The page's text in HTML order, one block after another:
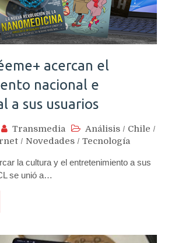
acercan el
nacional e
a sus usuarios
Transmedia Análisis / Chile /
/ Novedades / Tecnología
la cultura y el entretenimiento a sus
se unió a…